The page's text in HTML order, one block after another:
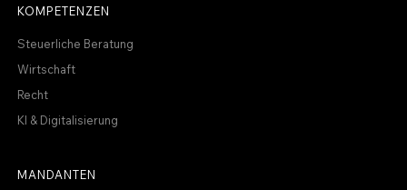
KOMPETENZEN
Steuerliche Beratung
Wirtschaft
Recht
KI & Digitalisierung
MANDANTEN